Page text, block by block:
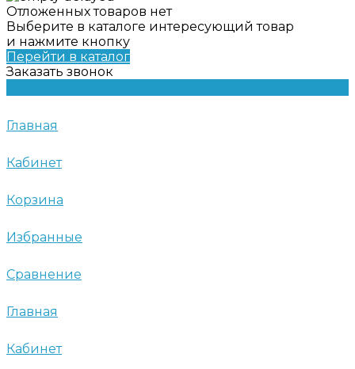
Отложенных товаров нет
Выберите в каталоге интересующий товар
и нажмите кнопку
Перейти в каталог
Заказать звонок
Главная
Кабинет
Корзина
Избранные
Сравнение
Главная
Кабинет